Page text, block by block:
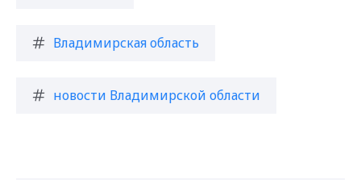
Владимирская область
новости Владимирской области